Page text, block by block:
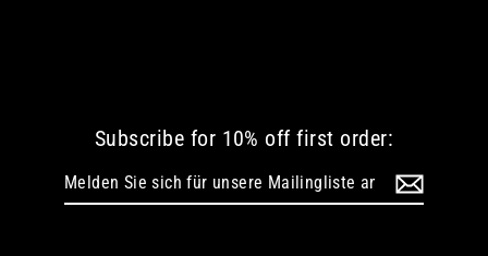
Subscribe for 10% off first order: